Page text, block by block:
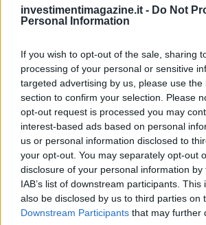
investimentimagazine.it - Do Not
Personal Information
If you wish to opt-out of the sale, sharing
processing of your personal or sensitive
targeted advertising by us, please use the
section to confirm your selection. Please
opt-out request is processed you may
interest-based ads based on personal
us or personal information disclosed to
your opt-out. You may separately opt-out
disclosure of your personal information
IAB’s list of downstream participants.
also be disclosed by us to third parties on
Downstream Participants that may further
Petrolio in calo, Brent a 88.9 USD dopo un
Andrea Innocenti · 7 Ago 2026